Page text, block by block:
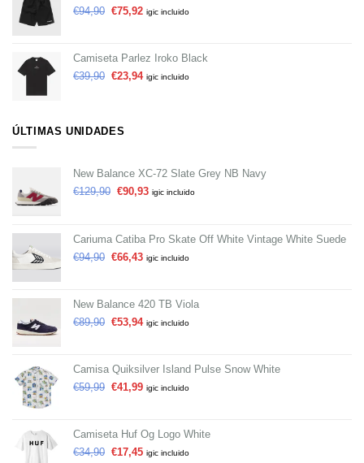
€94,90 €75,92 igic incluido
Camiseta Parlez Iroko Black
€39,90 €23,94 igic incluido
ÚLTIMAS UNIDADES
New Balance XC-72 Slate Grey NB Navy
€129,90 €90,93 igic incluido
Cariuma Catiba Pro Skate Off White Vintage White Suede
€94,90 €66,43 igic incluido
New Balance 420 TB Viola
€89,90 €53,94 igic incluido
Camisa Quiksilver Island Pulse Snow White
€59,99 €41,99 igic incluido
Camiseta Huf Og Logo White
€34,90 €17,45 igic incluido